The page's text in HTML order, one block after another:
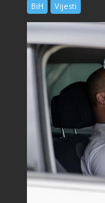
BiH Vijesti